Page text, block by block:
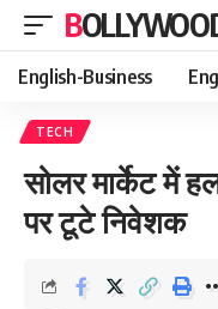
English-Business
TECH
सोलर मार्केट में
पर टूटे निवेशक